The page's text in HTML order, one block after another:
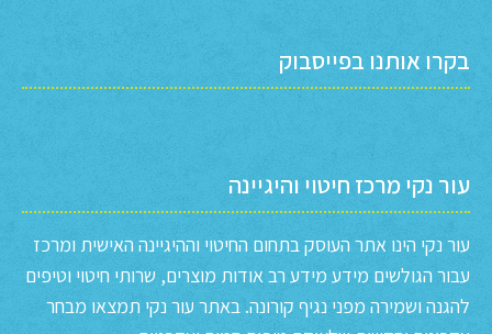
בקרו אותנו בפייסבוק
עור נקי מרכז חיטוי והיגיינה
עור נקי הינו אתר העוסק בתחום החיטוי וההיגיינה האישית ומרכז
עבור הגולשים מידע מידע רב אודות מוצרים, שרותי חיטוי וטיפים
להגנה ושמירה מפני נגיף קורונה. באתר עור נקי תמצאו מבחר